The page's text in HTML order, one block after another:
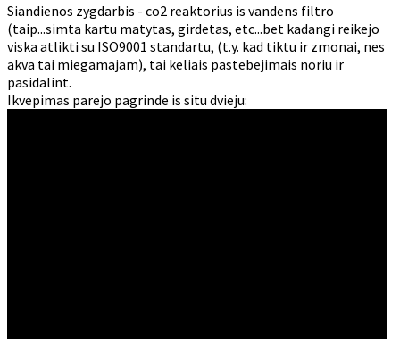
Siandienos zygdarbis - co2 reaktorius is vandens filtro
(taip...simta kartu matytas, girdetas, etc...bet kadangi reikejo
viska atlikti su ISO9001 standartu, (t.y. kad tiktu ir zmonai, nes
akva tai miegamajam), tai keliais pastebejimais noriu ir
pasidalint.
Ikvepimas parejo pagrinde is situ dvieju: